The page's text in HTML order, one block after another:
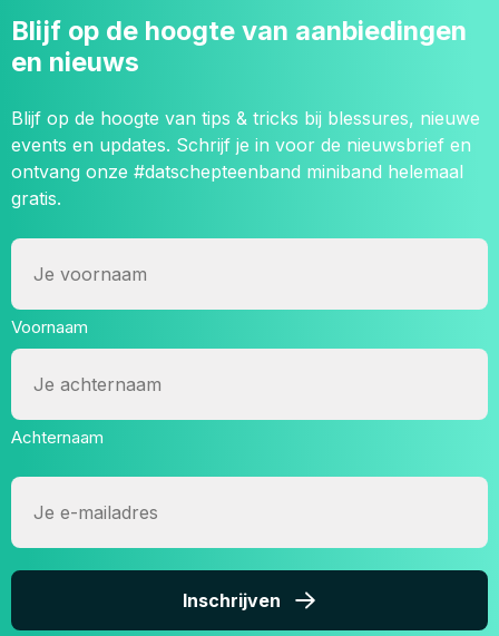
Blijf op de hoogte van aanbiedingen
en nieuws
Blijf op de hoogte van tips & tricks bij blessures, nieuwe
events en updates. Schrijf je in voor de nieuwsbrief en
ontvang onze #datschepteenband miniband helemaal
gratis.
Naam
Voornaam
Achternaam
E-
mailadres
Inschrijven